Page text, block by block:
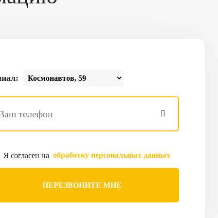
Я согласен на обработку персональных данных